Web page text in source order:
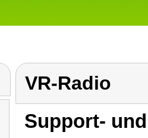
VR-Radio
Support-